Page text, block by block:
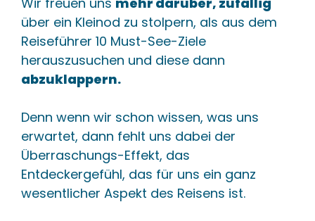
über ein Kleinod zu stolpern, als aus dem
Reiseführer 10 Must-See-Ziele
herauszusuchen und diese dann
abzuklappern.
Denn wenn wir schon wissen, was uns
erwartet, dann fehlt uns dabei der
Überraschungs-Effekt, das
Entdeckergefühl, das für uns ein ganz
wesentlicher Aspekt des Reisens ist.